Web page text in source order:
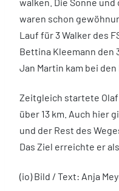
waren schon
Lauf für 3 Walker des
Bettina Kleemann den
Jan Martin kam bei den
Zeitgleich startete
über 13 km. Auch hier
und der Rest des
Das Ziel erreichte er
(io) Bild / Text: Anja